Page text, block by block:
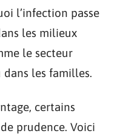
l’infection passe
les milieux
le secteur
dans les familles.
certains
prudence. Voici